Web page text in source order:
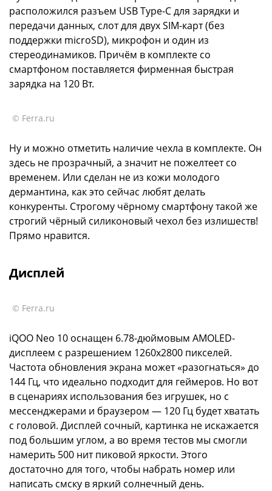
расположился разъем USB Type-C для зарядки и
передачи данных, слот для двух SIM-карт (без
поддержки microSD), микрофон и один из
стереодинамиков. Причём в комплекте со
смартфоном поставляется фирменная быстрая
зарядка на 120 Вт.
© Ferra.ru
Ну и можно отметить наличие чехла в комплекте. Он
здесь не прозрачный, а значит не пожелтеет со
временем. Или сделан не из кожи молодого
дермантина, как это сейчас любят делать
конкуренты. Строгому чёрному смартфону такой же
строгий чёрный силиконовый чехол без излишеств!
Прямо нравится.
Дисплей
© Ferra.ru
iQOO Neo 10 оснащен 6.78-дюймовым AMOLED-
дисплеем с разрешением 1260x2800 пикселей.
Частота обновления экрана может «разогнаться» до
144 Гц, что идеально подходит для геймеров. Но вот
в сценариях использования без игрушек, но с
мессенджерами и браузером — 120 Гц будет хватать
с головой. Дисплей сочный, картинка не искажается
под большим углом, а во время тестов мы смогли
намерить 500 нит пиковой яркости. Этого
достаточно для того, чтобы набрать номер или
написать смску в яркий солнечный день.